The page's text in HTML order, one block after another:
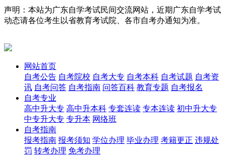
声明：本站为广东自学考试民间交流网站，近期广东自学考试
动态请各位考生以省教育考试院、各市自考办通知为准。
网站首页
自考公告 自考院校 自考大专 自考本科 自考试题 自考资
讯 自考问答 自考指南 问答百科 教育专题 自考报名
自考专业
高中升大专 高中升本科 专套连读 专本连读 初中升大专
中专升大专 专升本 网络班
自考指南
报考指南 报考须知 学位办理 毕业办理 考籍更正 违规处
罚 转考办理 免考办理